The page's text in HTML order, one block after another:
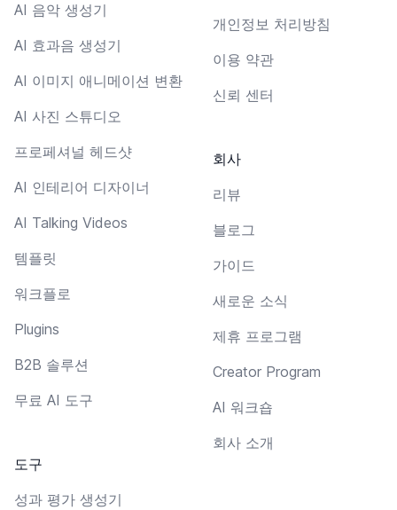
AI 음악 생성기
AI 효과음 생성기
AI 이미지 애니메이션 변환
AI 사진 스튜디오
프로페셔널 헤드샷
AI 인테리어 디자이너
AI Talking Videos
템플릿
워크플로
Plugins
B2B 솔루션
무료 AI 도구
도구
성과 평가 생성기
개인정보 처리방침
이용 약관
신뢰 센터
회사
리뷰
블로그
가이드
새로운 소식
제휴 프로그램
Creator Program
AI 워크숍
회사 소개